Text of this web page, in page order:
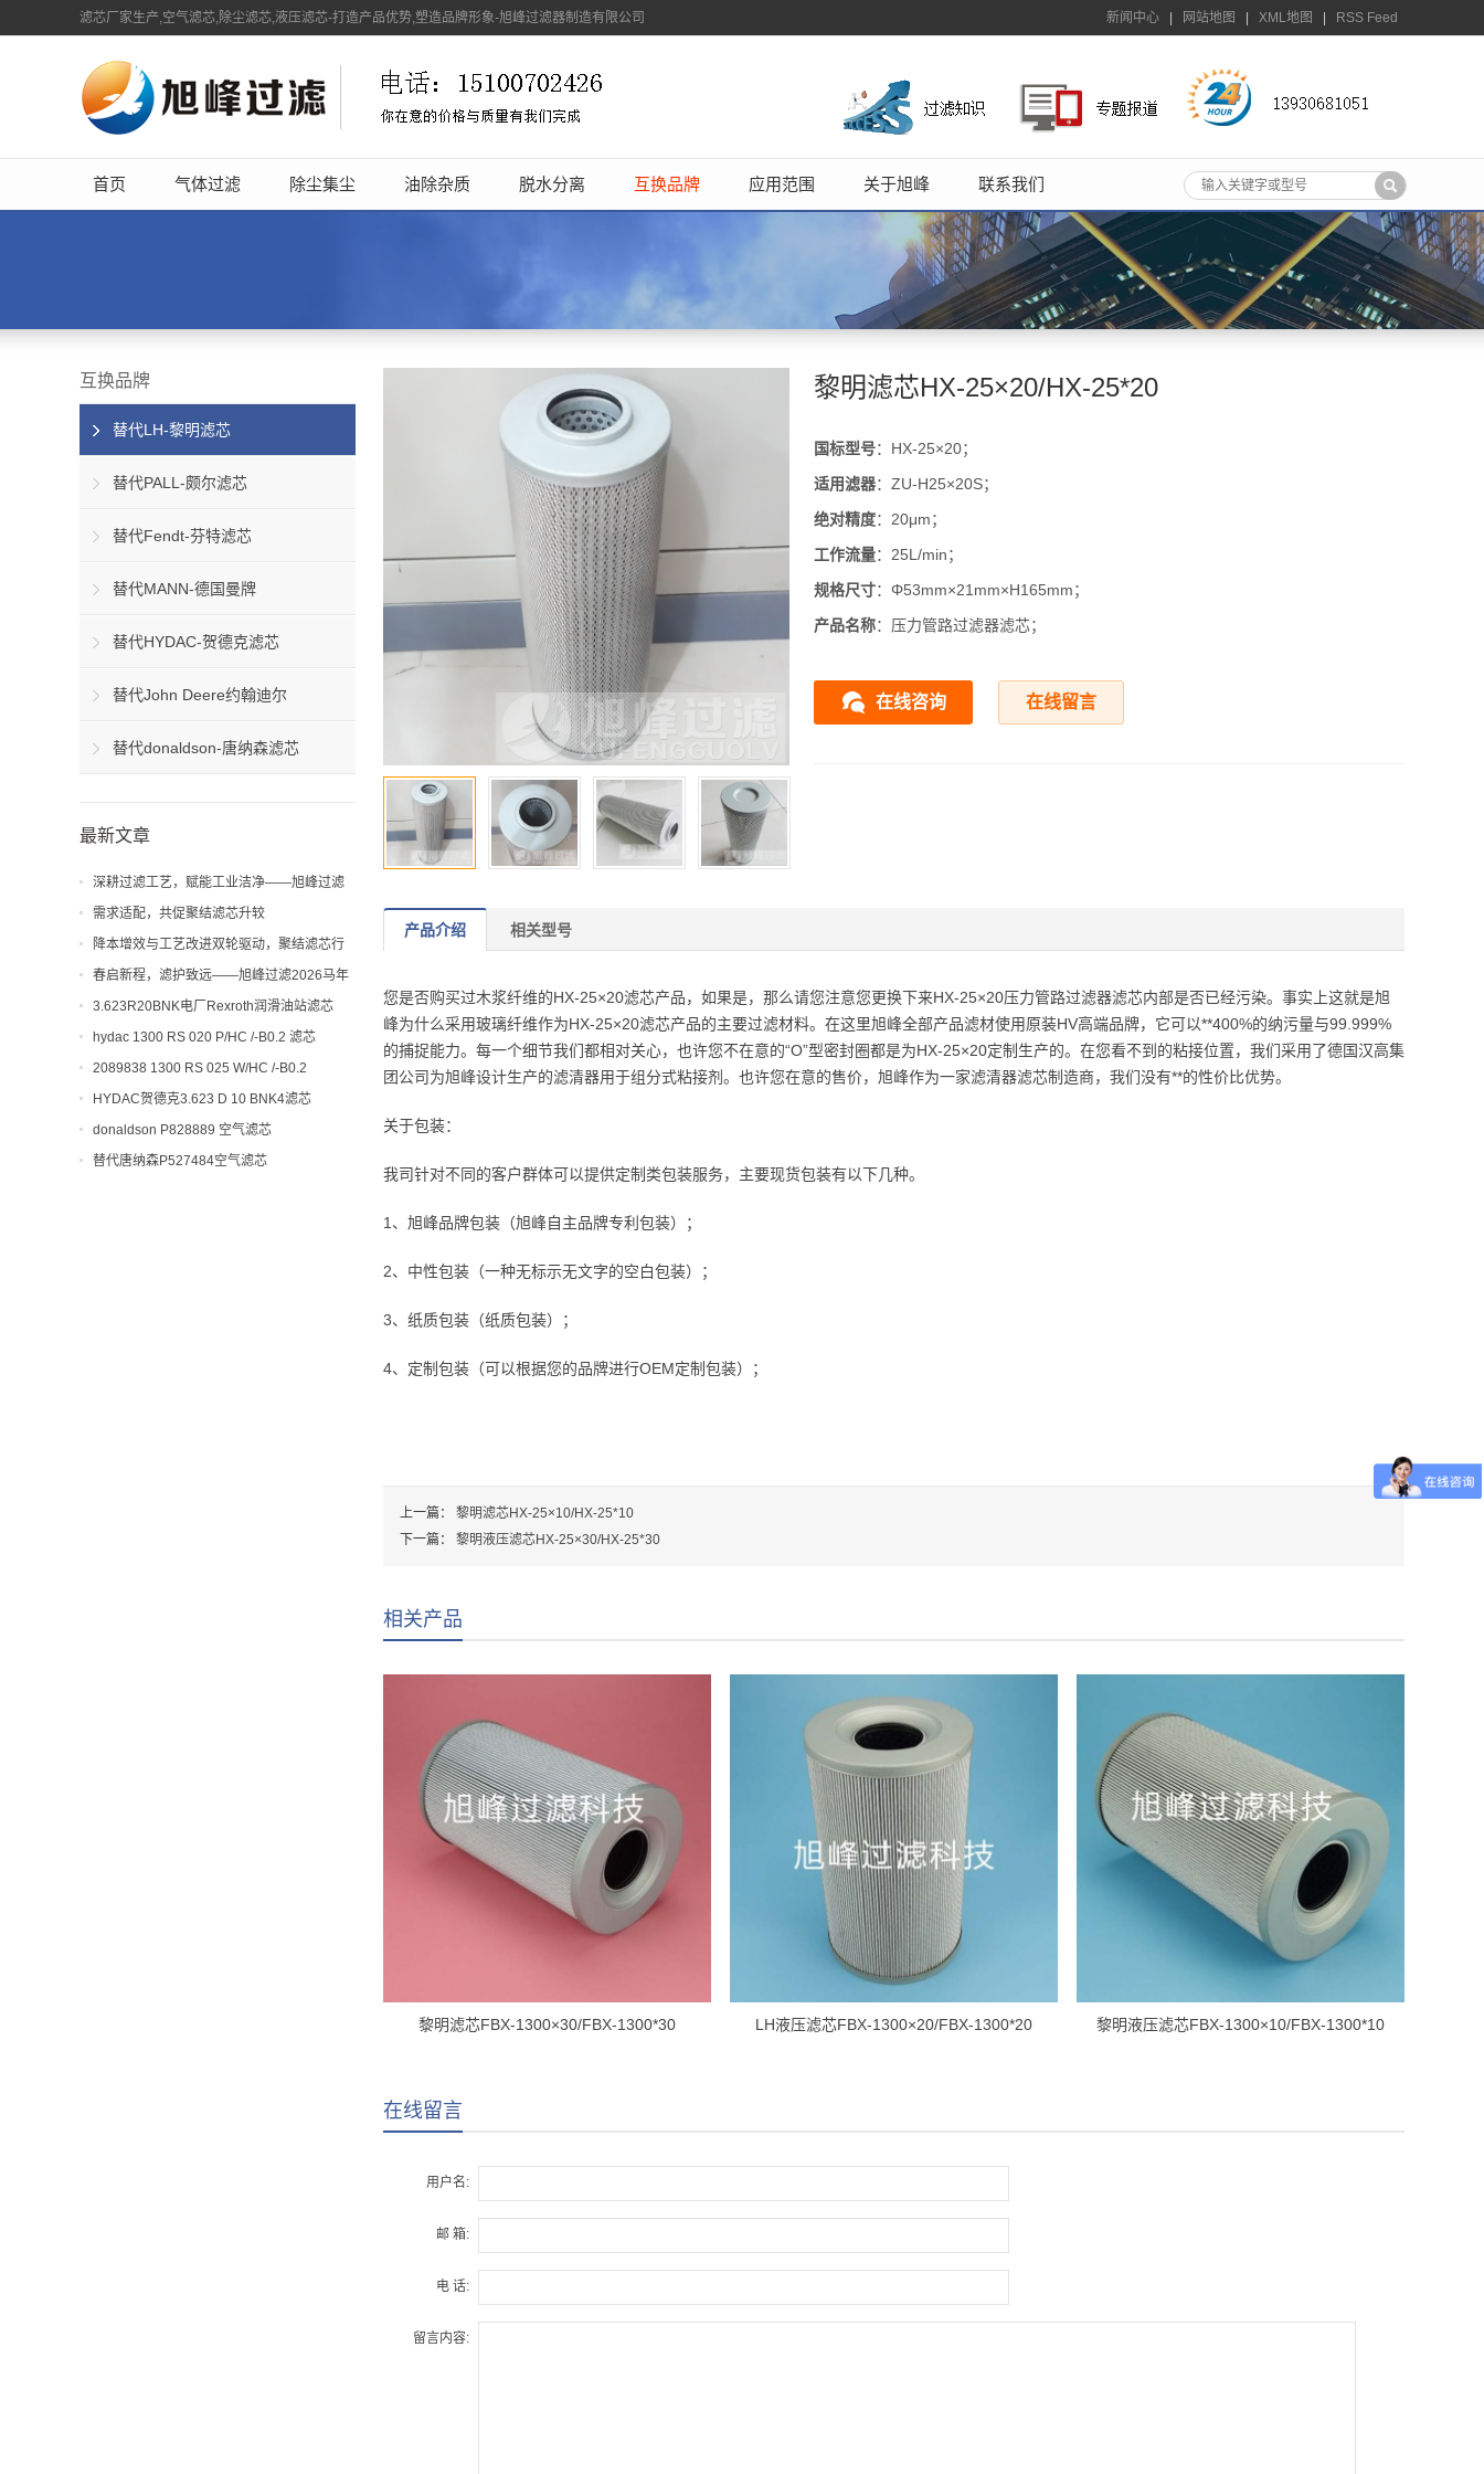
滤芯厂家生产,空气滤芯,除尘滤芯,液压滤芯-打造产品优势,塑造品牌形象-旭峰过滤器制造有限公司 新闻中心 网站地图 XML地图 RSS Feed
首页 气体过滤 除尘集尘 油除杂质 脱水分离 互换品牌 应用范围 关于旭峰 联系我们
黎明滤芯HX-25×20/HX-25*20
国标型号：HX-25×20；
适用滤器：ZU-H25×20S；
绝对精度：20μm；
工作流量：25L/min；
规格尺寸：Φ53mm×21mm×H165mm；
产品名称：压力管路过滤器滤芯；
在线咨询 在线留言
产品介绍 相关型号
您是否购买过木浆纤维的HX-25×20滤芯产品，如果是，那么请您注意您更换下来HX-25×20压力管路过滤器滤芯内部是否已经污染。事实上这就是旭
峰为什么采用玻璃纤维作为HX-25×20滤芯产品的主要过滤材料。在这里旭峰全部产品滤材使用原装HV高端品牌，它可以**400%的纳污量与99.999%
的捕捉能力。每一个细节我们都相对关心，也许您不在意的“O”型密封圈都是为HX-25×20定制生产的。在您看不到的粘接位置，我们采用了德国汉高集
团公司为旭峰设计生产的滤清器用于组分式粘接剂。也许您在意的售价，旭峰作为一家滤清器滤芯制造商，我们没有**的性价比优势。
关于包装：
我司针对不同的客户群体可以提供定制类包装服务，主要现货包装有以下几种。
1、旭峰品牌包装（旭峰自主品牌专利包装）；
2、中性包装（一种无标示无文字的空白包装）；
3、纸质包装（纸质包装）；
4、定制包装（可以根据您的品牌进行OEM定制包装）；
上一篇： 黎明滤芯HX-25×10/HX-25*10
下一篇： 黎明液压滤芯HX-25×30/HX-25*30
相关产品
黎明滤芯FBX-1300×30/FBX-1300*30 LH液压滤芯FBX-1300×20/FBX-1300*20 黎明液压滤芯FBX-1300×10/FBX-1300*10
在线留言
用户名:
邮 箱:
电 话:
留言内容:
互换品牌
替代LH-黎明滤芯
替代PALL-颇尔滤芯
替代Fendt-芬特滤芯
替代MANN-德国曼牌
替代HYDAC-贺德克滤芯
替代John Deere约翰迪尔
替代donaldson-唐纳森滤芯
最新文章
深耕过滤工艺，赋能工业洁净——旭峰过滤
解析聚结滤芯工艺与应用价值
需求适配，共促聚结滤芯升较
降本增效与工艺改进双轮驱动，聚结滤芯行
业迎来新机遇
春启新程，滤护致远——旭峰过滤2026马年
开工大吉！
3.623R20BNK电厂Rexroth润滑油站滤芯
hydac 1300 RS 020 P/HC /-B0.2 滤芯
2089838 1300 RS 025 W/HC /-B0.2
HYDAC贺德克3.623 D 10 BNK4滤芯
donaldson P828889 空气滤芯
替代唐纳森P527484空气滤芯